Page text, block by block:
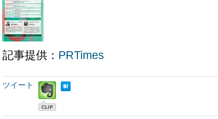
記事提供： PRTimes
ツイート